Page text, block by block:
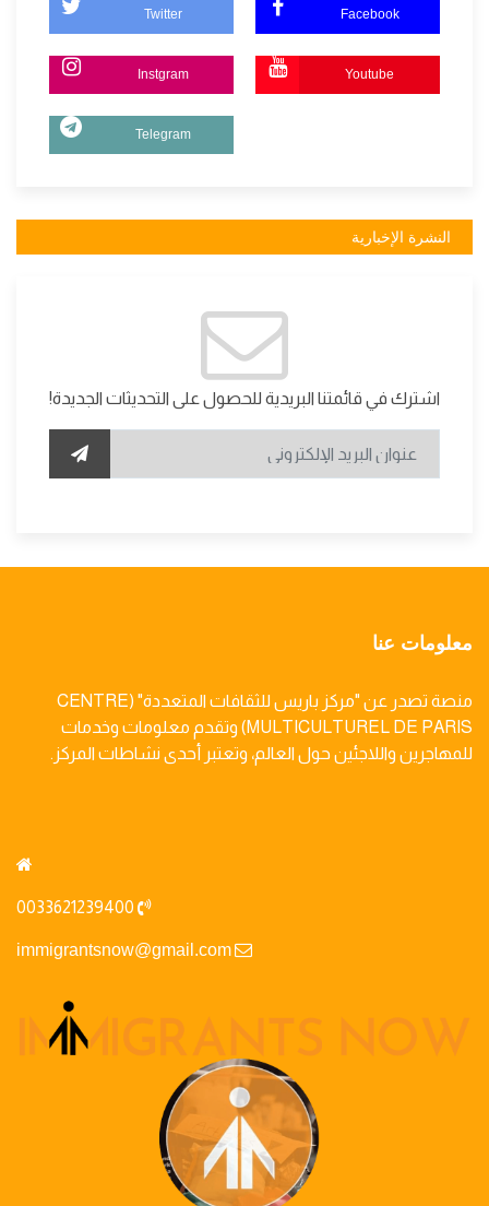
Twitter Facebook
Instgram Youtube
Telegram
النشرة الإخبارية
اشترك في قائمتنا البريدية للحصول على التحديثات الجديدة!
معلومات عنا
منصة تصدر عن "مركز باريس للثقافات المتعددة" (CENTRE
MULTICULTUREL DE PARIS) وتقدم معلومات وخدمات
للمهاجرين واللاجئين حول العالم، وتعتبر أحدى نشاطات المركز.
immigrantsnow@gmail.com